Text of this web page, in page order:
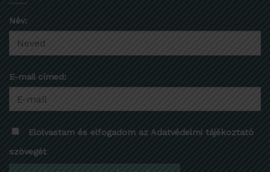
Név:
E-mail címed:
Elolvastam és elfogadom az Adatvédelmi tájékoztató
szövegét